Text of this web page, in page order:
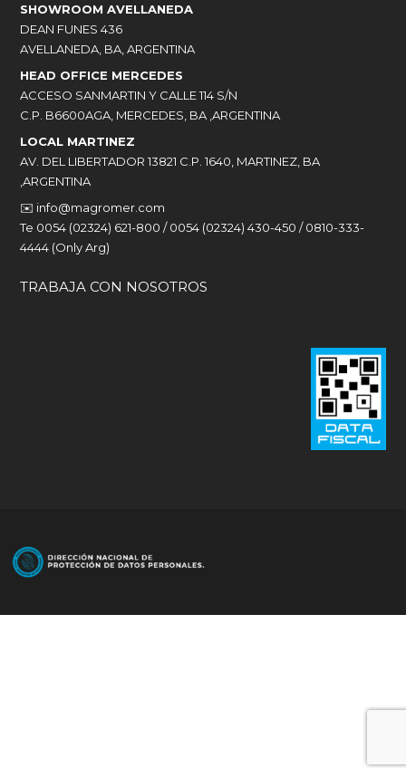
SHOWROOM AVELLANEDA
DEAN FUNES 436
AVELLANEDA, BA, ARGENTINA
HEAD OFFICE MERCEDES
ACCESO SANMARTIN Y CALLE 114 S/N
C.P. B6600AGA, MERCEDES, BA ,ARGENTINA
LOCAL MARTINEZ
AV. DEL LIBERTADOR 13821 C.P. 1640, MARTINEZ, BA
,ARGENTINA
✉️ info@magromer.com
Te 0054 (02324) 621-800 / 0054 (02324) 430-450 / 0810-333-
4444 (Only Arg)
TRABAJA CON NOSOTROS